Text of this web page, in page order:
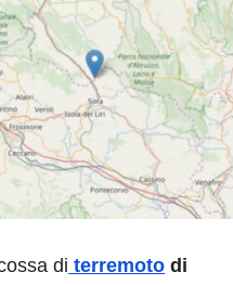
di terremoto di